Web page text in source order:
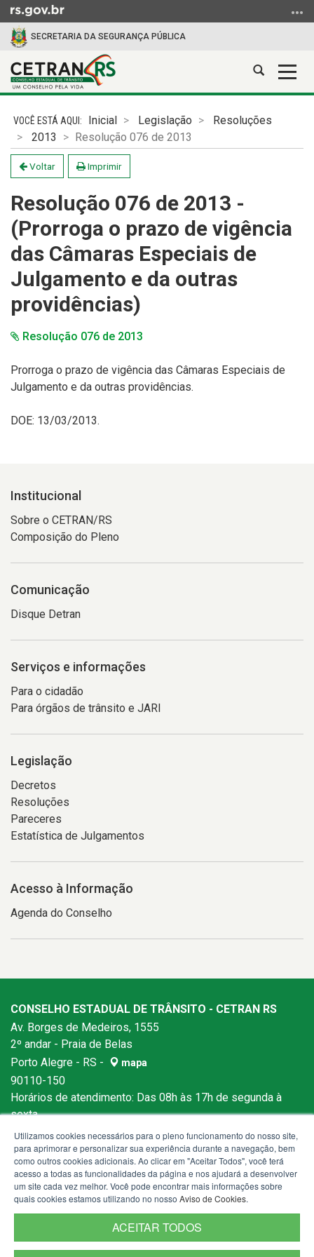
para
para
menu
para
busca
SECRETARIA DA SEGURANÇA PÚBLICA
Abrir
conteúdo
Inicial Legislação
Resoluções
2013
Resolução 076 de 2013
Voltar Imprimir
Resolução 076 de 2013 -
(Prorroga o prazo de vigência
das Câmaras Especiais de
Julgamento e da outras
providências)
Resolução 076 de 2013
Prorroga o prazo de vigência das Câmaras Especiais de
Julgamento e da outras providências.
DOE: 13/03/2013.
Institucional
Sobre o CETRAN/RS
Composição do Pleno
Comunicação
Disque Detran
Serviços e informações
Para o cidadão
Para órgãos de trânsito e JARI
Legislação
Decretos
Resoluções
Pareceres
Estatística de Julgamentos
Acesso à Informação
Agenda do Conselho
CONSELHO ESTADUAL DE TRÂNSITO - CETRAN RS
Av. Borges de Medeiros, 1555
2º andar - Praia de Belas
Porto Alegre - RS -
mapa
90110-150
Horários de atendimento: Das 08h às 17h de segunda à
sexta.
Utilizamos cookies necessários para o pleno funcionamento do nosso site,
para aprimorar e personalizar sua experiência durante a navegação, bem
como outros cookies adicionais. Ao clicar em "Aceitar Todos", você terá
acesso a todas as funcionalidades da página e nos ajudará a desenvolver
um site cada vez melhor. Você pode encontrar mais informações sobre
quais cookies estamos utilizando no nosso Aviso de Cookies.
ACEITAR TODOS